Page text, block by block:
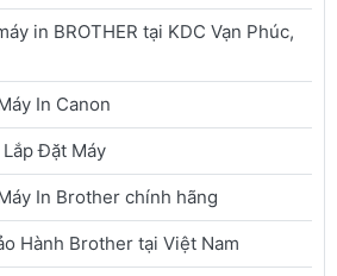
in BROTHER tại KDC Vạn Phúc,
In Canon
Đặt Máy
In Brother chính hãng
Hành Brother tại Việt Nam